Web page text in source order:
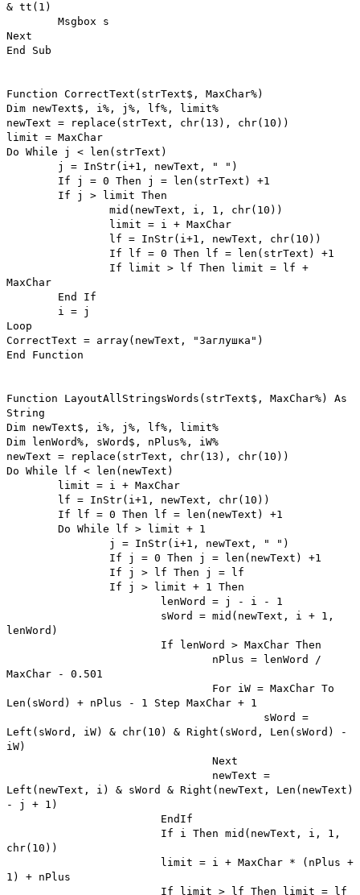
& tt(1)
Msgbox s
Next
End Sub
Function CorrectText(strText$, MaxChar%)
Dim newText$, i%, j%, lf%, limit%
newText = replace(strText, chr(13), chr(10))
limit = MaxChar
Do While j < len(strText)
j = InStr(i+1, newText, " ")
If j = 0 Then j = len(strText) +1
If j > limit Then
mid(newText, i, 1, chr(10))
limit = i + MaxChar
lf = InStr(i+1, newText, chr(10))
If lf = 0 Then lf = len(strText) +1
If limit > lf Then limit = lf +
MaxChar
End If
i = j
Loop
CorrectText = array(newText, "Заглушка")
End Function
Function LayoutAllStringsWords(strText$, MaxChar%) As
String
Dim newText$, i%, j%, lf%, limit%
Dim lenWord%, sWord$, nPlus%, iW%
newText = replace(strText, chr(13), chr(10))
Do While lf < len(newText)
limit = i + MaxChar
lf = InStr(i+1, newText, chr(10))
If lf = 0 Then lf = len(newText) +1
Do While lf > limit + 1
j = InStr(i+1, newText, " ")
If j = 0 Then j = len(newText) +1
If j > lf Then j = lf
If j > limit + 1 Then
lenWord = j - i - 1
sWord = mid(newText, i + 1,
lenWord)
If lenWord > MaxChar Then
nPlus = lenWord /
MaxChar - 0.501
For iW = MaxChar To
Len(sWord) + nPlus - 1 Step MaxChar + 1
sWord =
Left(sWord, iW) & chr(10) & Right(sWord, Len(sWord) -
iW)
Next
newText =
Left(newText, i) & sWord & Right(newText, Len(newText)
- j + 1)
EndIf
If i Then mid(newText, i, 1,
chr(10))
limit = i + MaxChar * (nPlus +
1) + nPlus
If limit > lf Then limit = lf